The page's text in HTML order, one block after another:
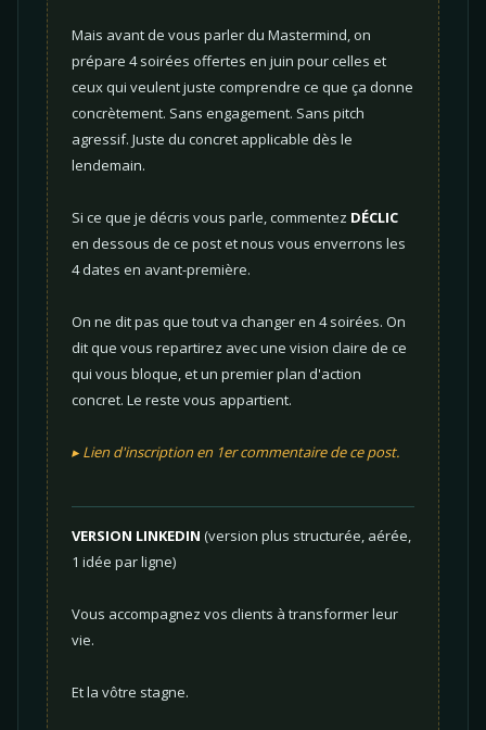
Mais avant de vous parler du Mastermind, on
prépare 4 soirées offertes en juin pour celles et
ceux qui veulent juste comprendre ce que ça donne
concrètement. Sans engagement. Sans pitch
agressif. Juste du concret applicable dès le
lendemain.
Si ce que je décris vous parle, commentez DÉCLIC
en dessous de ce post et nous vous enverrons les
4 dates en avant-première.
On ne dit pas que tout va changer en 4 soirées. On
dit que vous repartirez avec une vision claire de ce
qui vous bloque, et un premier plan d'action
concret. Le reste vous appartient.
▸ Lien d'inscription en 1er commentaire de ce post.
VERSION LINKEDIN (version plus structurée, aérée,
1 idée par ligne)
Vous accompagnez vos clients à transformer leur
vie.
Et la vôtre stagne.